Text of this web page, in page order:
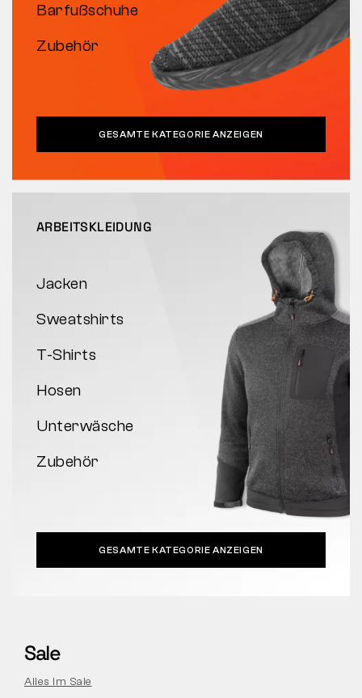
Barfußschuhe
Zubehör
GESAMTE KATEGORIE ANZEIGEN
ARBEITSKLEIDUNG
Jacken
Sweatshirts
T-Shirts
Hosen
Unterwäsche
Zubehör
GESAMTE KATEGORIE ANZEIGEN
Sale
Alles im Sale